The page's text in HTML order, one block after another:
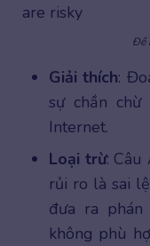
are risky
Đề
Giải thích:
sự chần
Internet.
Loại trừ: Câu
rủi ro là sai
đưa ra
không phù